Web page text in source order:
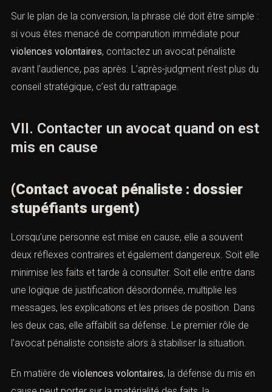
le dossier est réellement en état, apprécier l’opportunité
d’un délai pour préparer la défense, et éviter que le client
soit jugé dans la précipitation.
Sur le plan de la conversion, la phrase clé doit être
immédiate pour
violences volontaires
, contactez un
avocat pénaliste avant l’audience, pas après. L’après-
VII. Contacter un avocat quand on
est mis en cause
(Contact avocat pénaliste : dossier
stupéfiants urgent)
Lorsqu’une personne est mise en cause, elle a souvent
deux réflexes contraires et également dangereux. Soit
dans une logique de justification désordonnée, multiplie
Prendre rendez-vous
contacterons.
Nom *
Email *
Lieu de l'infraction ou tribunal compétent *
Téléphone *